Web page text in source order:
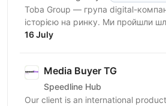
Toba Group — група digital-
історією на ринку. Ми пройшли
Telegram-маркетингу до
16 July
Media Buyer TG
Speedline Hub
Our client is an international